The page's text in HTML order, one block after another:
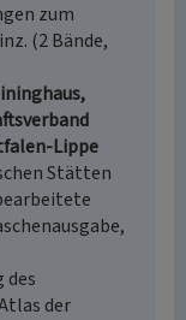
zum
(2 Bände,
Lippe
Stätten
des
der